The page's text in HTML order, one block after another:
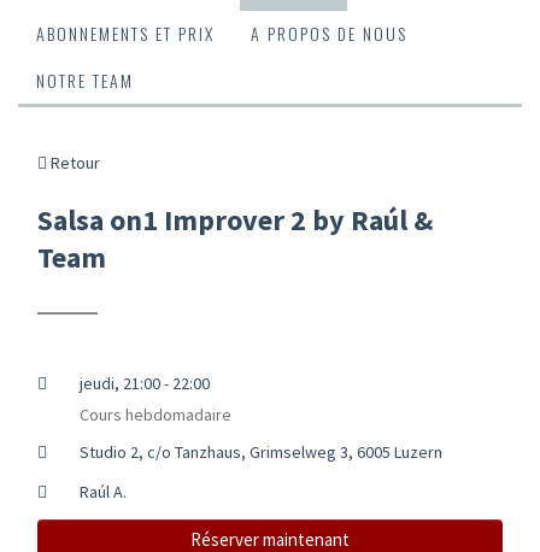
ABONNEMENTS ET PRIX
A PROPOS DE NOUS
NOTRE TEAM
Retour
Salsa on1 Improver 2 by Raúl &
Team
jeudi, 21:00 - 22:00
Cours hebdomadaire
Studio 2, c/o Tanzhaus, Grimselweg 3, 6005 Luzern
Raúl A.
Réserver maintenant